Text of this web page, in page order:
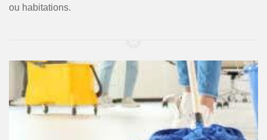
ou habitations.